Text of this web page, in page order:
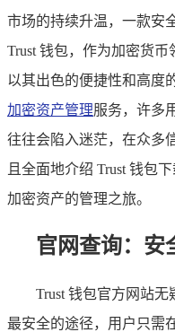
市场的持续升温，一款安
Trust 钱包，作为加密货币
以其出色的便捷性和高度
加密资产管理服务，许多
往往会陷入迷茫，在众多
且全面地介绍 Trust 钱包
加密资产的管理之旅。
官网查询：安
Trust 钱包官方网站
最安全的途径，用户只需